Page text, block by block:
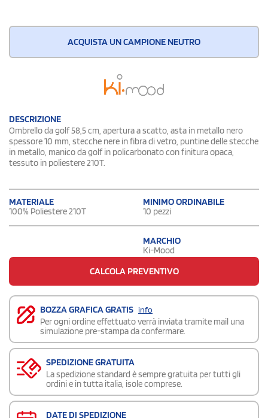
ACQUISTA UN CAMPIONE NEUTRO
DESCRIZIONE
Ombrello da golf 58,5 cm, apertura a scatto, asta in metallo nero
spessore 10 mm, stecche nere in fibra di vetro, puntine delle stecche
in metallo, manico da golf in policarbonato con finitura opaca,
tessuto in poliestere 210T.
MATERIALE
100% Poliestere 210T
MINIMO ORDINABILE
10 pezzi
MARCHIO
Ki-Mood
CALCOLA PREVENTIVO
BOZZA GRAFICA GRATIS info
Per ogni ordine effettuato verrà inviata tramite mail una
simulazione pre-stampa da confermare.
SPEDIZIONE GRATUITA
La spedizione standard è sempre gratuita per tutti gli
ordini e in tutta italia, isole comprese.
DATE DI SPEDIZIONE